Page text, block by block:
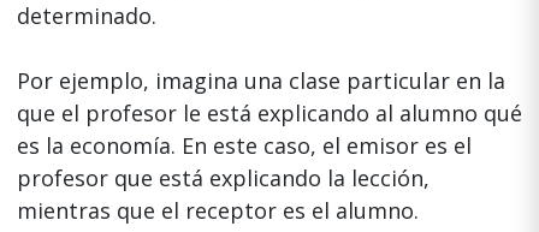
determinado.
Por ejemplo, imagina una clase particular en la
que el profesor le está explicando al alumno qué
es la economía. En este caso, el emisor es el
profesor que está explicando la lección,
mientras que el receptor es el alumno.